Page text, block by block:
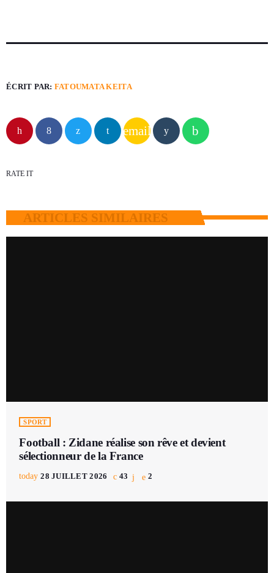
ÉCRIT PAR: FATOUMATA KEITA
email
RATE IT
ARTICLES SIMILAIRES
SPORT
Football : Zidane réalise son rêve et devient
sélectionneur de la France
today 28 JUILLET 2026 43 2